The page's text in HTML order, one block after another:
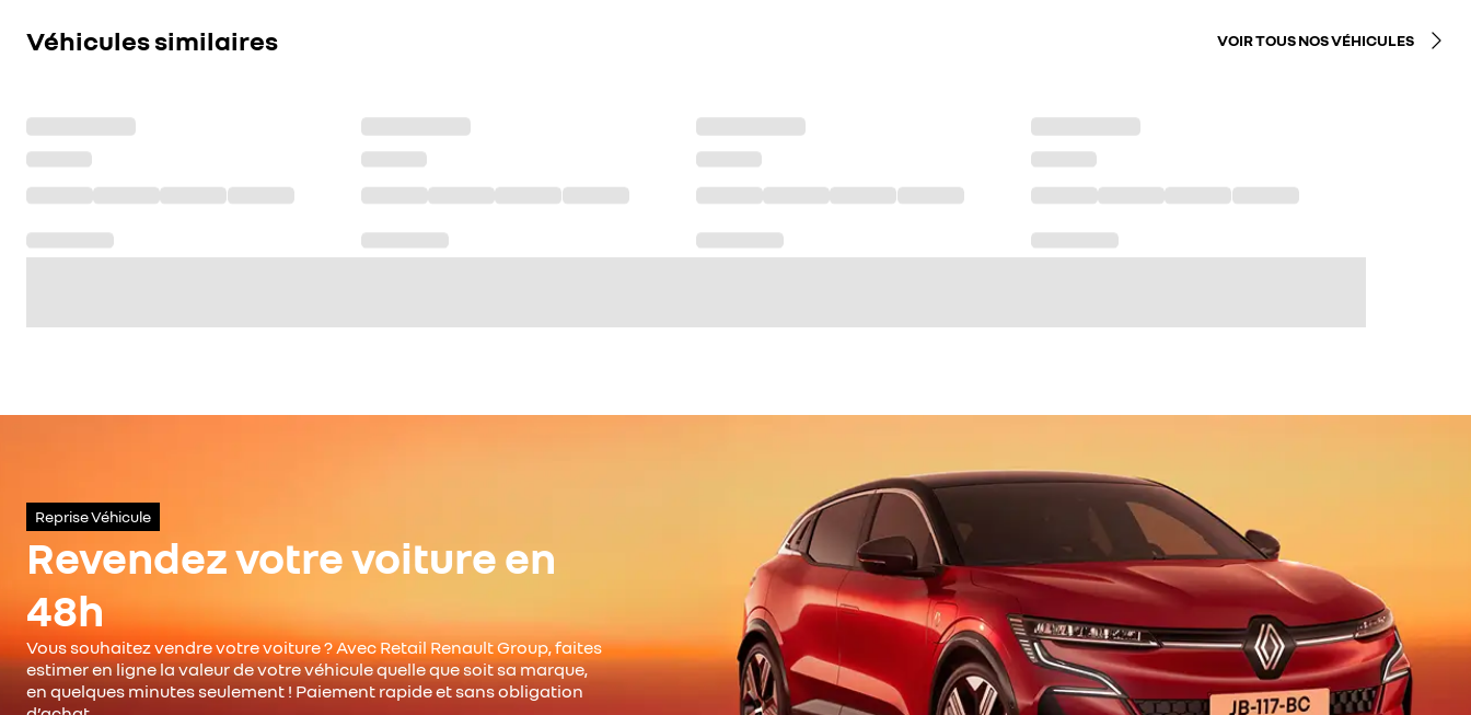
Véhicules similaires VOIR TOUS NOS VÉHICULES
Reprise Véhicule
Revendez votre voiture en
48h
Vous souhaitez vendre votre voiture ? Avec Retail Renault Group, faites
estimer en ligne la valeur de votre véhicule quelle que soit sa marque,
en quelques minutes seulement ! Paiement rapide et sans obligation